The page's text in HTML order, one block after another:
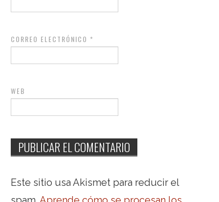
CORREO ELECTRÓNICO *
WEB
Este sitio usa Akismet para reducir el